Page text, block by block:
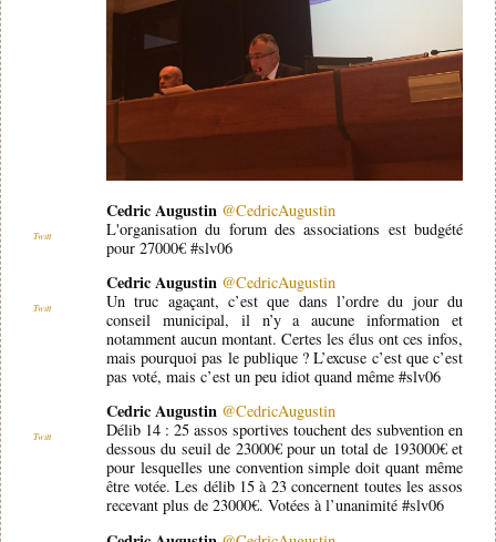
Twitt
Cedric Augustin @CedricAugustin
L'organisation du forum des associations est budgété
pour 27000€ #slv06
Twitt
Cedric Augustin @CedricAugustin
Un truc agaçant, c’est que dans l’ordre du jour du
conseil municipal, il n’y a aucune information et
notamment aucun montant. Certes les élus ont ces infos,
mais pourquoi pas le publique ? L’excuse c’est que c’est
pas voté, mais c’est un peu idiot quand même #slv06
Twitt
Cedric Augustin @CedricAugustin
Délib 14 : 25 assos sportives touchent des subvention en
dessous du seuil de 23000€ pour un total de 193000€ et
pour lesquelles une convention simple doit quant même
être votée. Les délib 15 à 23 concernent toutes les assos
recevant plus de 23000€. Votées à l’unanimité #slv06